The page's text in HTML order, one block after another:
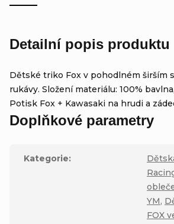
Detailní popis produktu
Dětské triko Fox v pohodlném širším
rukávy. Složení materiálu: 100%
Potisk Fox + Kawasaki na hrudi a
Doplňkové parametry
Kategorie:
YM,
FOX